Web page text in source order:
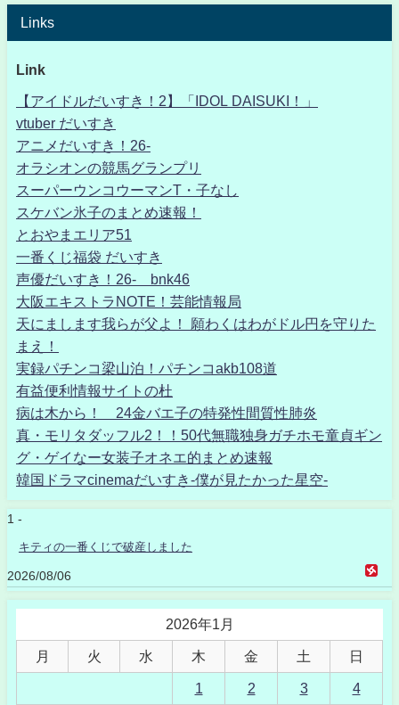
Links
Link
【アイドルだいすき！2】「IDOL DAISUKI！」
vtuber だいすき
アニメだいすき！26-
オラシオンの競馬グランプリ
スーパーウンコウーマンT・子なし
スケバン氷子のまとめ速報！
とおやまエリア51
一番くじ福袋 だいすき
声優だいすき！26- bnk46
大阪エキストラNOTE！芸能情報局
天にまします我らが父よ！ 願わくはわがドル円を守りた
まえ！
実録パチンコ梁山泊！パチンコakb108道
有益便利情報サイトの杜
病は木から！ 24金バエ子の特発性間質性肺炎
真・モリタダッフル2！！50代無職独身ガチホモ童貞ギン
グ・ゲイなー女装子オネエ的まとめ速報
韓国ドラマcinemaだいすき-僕が見たかった星空-
1 -
キティの一番くじで破産しました
2026/08/06
2026年1月
月 火 水 木 金 土 日
1 2 3 4